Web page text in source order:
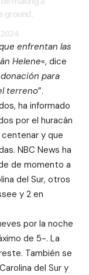
enfrentan las
Helene«, dice
para
terreno”.
ha informado
por el huracán
y que
NBC News ha
de momento a
del Sur, otros
y 2 en
por la noche
de 5-. La
También se
del Sur y